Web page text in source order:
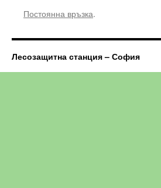
Постоянна връзка.
Лесозащитна станция – София